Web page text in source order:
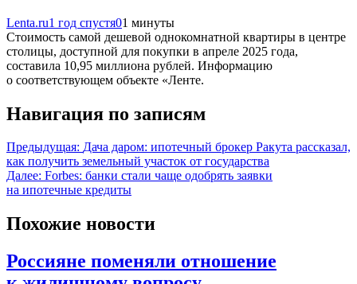
Lenta.ru1 год спустя01 минуты
Стоимость самой дешевой однокомнатной квартиры в центре
столицы, доступной для покупки в апреле 2025 года,
составила 10,95 миллиона рублей. Информацию
о соответствующем объекте «Ленте.
Навигация по записям
Предыдущая: Дача даром: ипотечный брокер Ракута рассказал,
как получить земельный участок от государства
Далее: Forbes: банки стали чаще одобрять заявки
на ипотечные кредиты
Похожие новости
Россияне поменяли отношение